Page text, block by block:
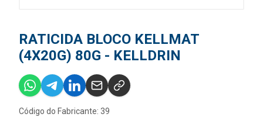
RATICIDA BLOCO KELLMAT
(4X20G) 80G - KELLDRIN
Código do Fabricante: 39